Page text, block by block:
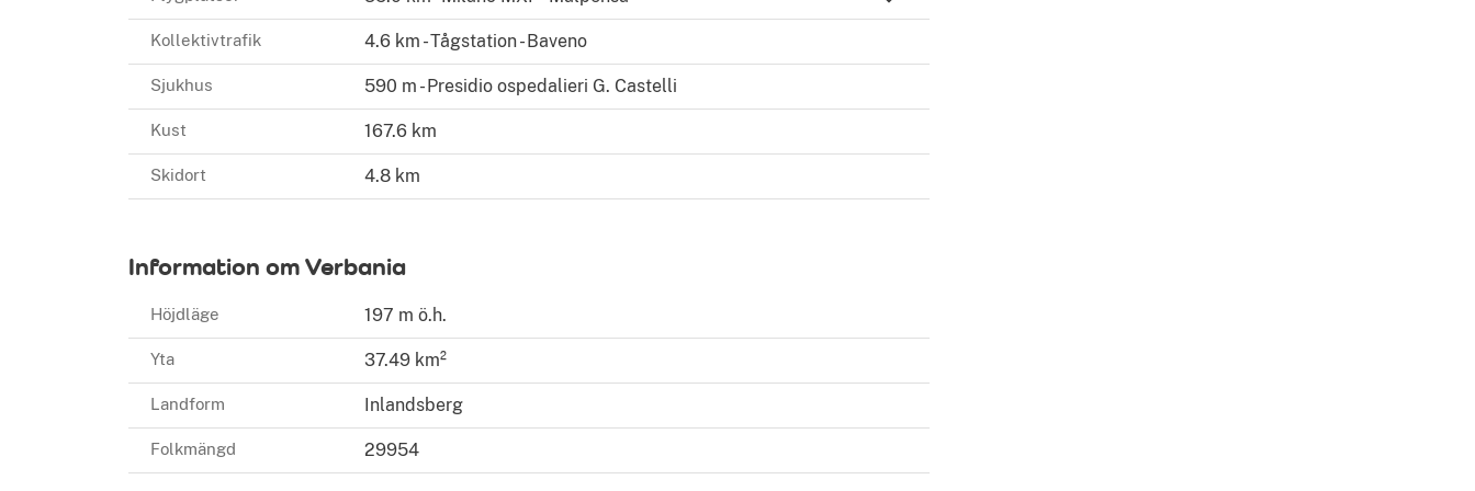
Kollektivtrafik 4.6 km - Tågstation - Baveno
Sjukhus 590 m - Presidio ospedalieri G. Castelli
Kust 167.6 km
Skidort 4.8 km
Information om Verbania
Höjdläge 197 m ö.h.
Yta 37.49 km²
Landform Inlandsberg
Folkmängd 29954